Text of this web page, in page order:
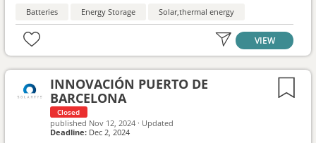
de energías renovables, que se celebrará del 11 al 15 de noviembre
en Madrid: https://www.ahk.es/es/eventos/eventos-
detalles/geschaeftsreise-speichersysteme-zur-integration-von-
erneuerbaren-energien-madrid MISIÓN COMERCIAL, 11 al 15 de
noviembre de 2024, con Reuniones individuales B2B: martes, día
12.11., por la tarde, se realizarán en el Hotel Ilunion Suites Madrid
días 13 y 14 (mañana y tarde), y 15.11. (por la mañana): se llevarán
a cabo, preferiblemente, en las sedes de las empresas españolas.
Batteries Energy Storage Solar,thermal energy
VIEW
INNOVACIÓN PUERTO DE
BARCELONA
Closed
published Nov 12, 2024 · Updated
Deadline: Dec 2, 2024